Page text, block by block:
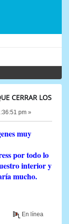
CERRAR LOS
pm »
muy
por todo lo
interior y
mucho.
En línea